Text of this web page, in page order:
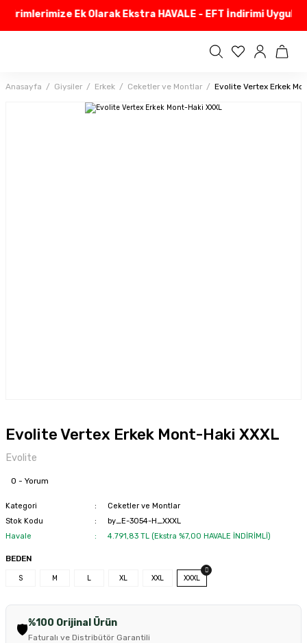
Ek Olarak Ekstra HAVALE - EFT İndirimi
Anasayfa Giysiler Erkek Ceketler ve Montlar Evolite Vertex Erkek
Evolite Vertex Erkek Mont-Haki XXXL
Evolite
0 - Yorum
Kategori
Ceketler ve Montlar
Stok Kodu
by_E-3054-H_XXXL
Havale
4.791,83 TL (Ekstra %7,00 HAVALE İNDİRİMLİ)
BEDEN
S M L XL XXL XXXL
🛡️%100 Orijinal Ürün
Faturalı ve Distribütör Garantili